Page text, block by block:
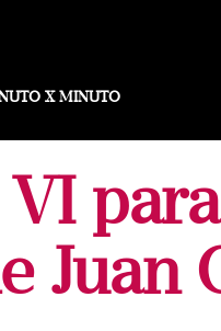
X MINUTO
VI
Juan